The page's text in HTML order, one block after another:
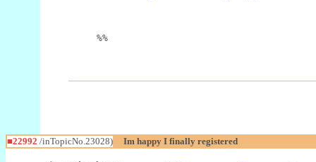
%%
■22992 /inTopicNo.23028) Im happy I finally registered